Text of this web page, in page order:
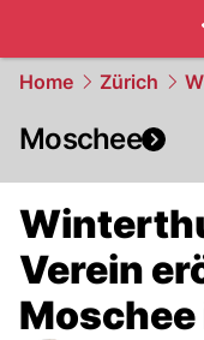
Home Zürich
Moschee
Verein
Moschee